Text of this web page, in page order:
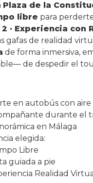
Plaza de la
libre para
· Experiencia con
gafas de realidad
de forma inmersiva,
de despedir el
en autobús con aire
durante el
en Málaga
elegida:
Libre
guiada a pie
Realidad